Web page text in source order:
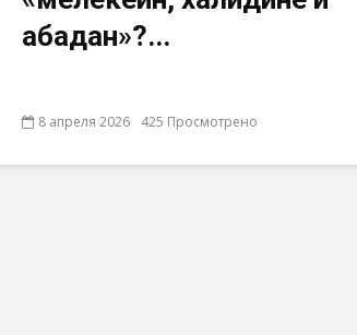
абадан»?...
8 апреля 2026 425 Просмотрено